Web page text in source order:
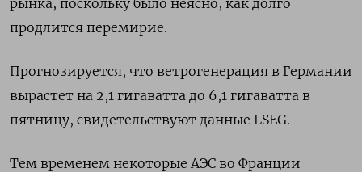
продлится перемирие.
Прогнозируется, что ветрогенерация в Германии
вырастет на 2,1 гигаватта до ​6,1 гигаватта в
⁠пятницу, свидетельствуют данные LSEG.
Тем временем некоторые АЭС во Франции